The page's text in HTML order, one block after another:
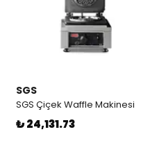
SGS
SGS Çiçek Waffle Makinesi
₺ 24,131.73